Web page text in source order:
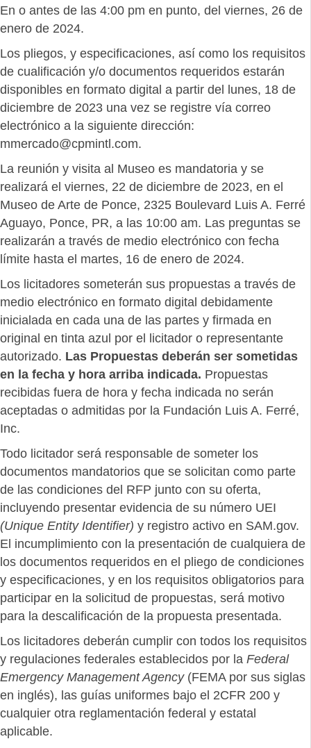
En o antes de las 4:00 pm en punto, del viernes, 26 de
enero de 2024.
Los pliegos, y especificaciones, así como los requisitos
de cualificación y/o documentos requeridos estarán
disponibles en formato digital a partir del lunes, 18 de
diciembre de 2023 una vez se registre vía correo
electrónico a la siguiente dirección:
mmercado@cpmintl.com.
La reunión y visita al Museo es mandatoria y se
realizará el viernes, 22 de diciembre de 2023, en el
Museo de Arte de Ponce, 2325 Boulevard Luis A. Ferré
Aguayo, Ponce, PR, a las 10:00 am. Las preguntas se
realizarán a través de medio electrónico con fecha
límite hasta el martes, 16 de enero de 2024.
Los licitadores someterán sus propuestas a través de
medio electrónico en formato digital debidamente
inicialada en cada una de las partes y firmada en
original en tinta azul por el licitador o representante
autorizado. Las Propuestas deberán ser sometidas
en la fecha y hora arriba indicada. Propuestas
recibidas fuera de hora y fecha indicada no serán
aceptadas o admitidas por la Fundación Luis A. Ferré,
Inc.
Todo licitador será responsable de someter los
documentos mandatorios que se solicitan como parte
de las condiciones del RFP junto con su oferta,
incluyendo presentar evidencia de su número UEI
(Unique Entity Identifier) y registro activo en SAM.gov.
El incumplimiento con la presentación de cualquiera de
los documentos requeridos en el pliego de condiciones
y especificaciones, y en los requisitos obligatorios para
participar en la solicitud de propuestas, será motivo
para la descalificación de la propuesta presentada.
Los licitadores deberán cumplir con todos los requisitos
y regulaciones federales establecidos por la Federal
Emergency Management Agency(FEMA por sus siglas
en inglés), las guías uniformes bajo el 2CFR 200 y
cualquier otra reglamentación federal y estatal
aplicable.